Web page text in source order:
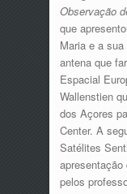
Observação
que
Maria e a
antena que
Espacial
Wallenstien
dos Açores
Center. A
Satélites
pelos